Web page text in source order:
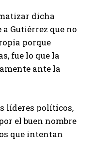
dicha
Gutiérrez que no
porque
fue lo que la
ante la
líderes políticos,
el buen nombre
que intentan